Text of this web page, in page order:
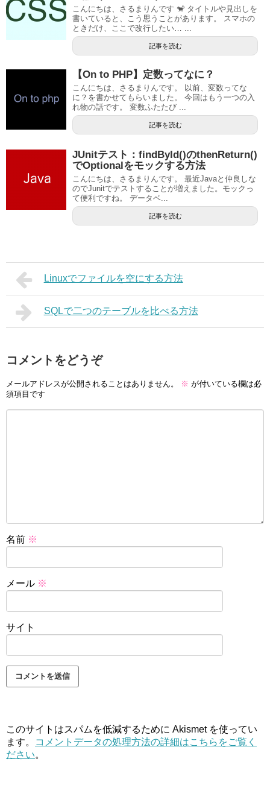
こんにちは、さるまりんです 🐒 タイトルや見出しを
書いていると、こう思うことがあります。 スマホの
ときだけ、ここで改行したい… ...
記事を読む
【On to PHP】定数ってなに？
こんにちは、さるまりんです。 以前、変数ってな
に？を書かせてもらいました。 今回はもう一つの入
れ物の話です。 変数ふたたび ...
記事を読む
JUnitテスト：findById()のthenReturn()
でOptionalをモックする方法
こんにちは、さるまりんです。 最近Javaと仲良しな
のでJunitでテストすることが増えました。モックっ
て便利ですね。 データベ...
記事を読む
Linuxでファイルを空にする方法
SQLで二つのテーブルを比べる方法
コメントをどうぞ
メールアドレスが公開されることはありません。 ※ が付いている欄は必
須項目です
名前 ※
メール ※
サイト
このサイトはスパムを低減するために Akismet を使ってい
ます。
コメントデータの処理方法の詳細はこちらをご覧く
ださい。